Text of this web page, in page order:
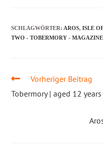
SCHLAGWÖRTER: AROS, ISLE
TWO - TOBERMORY - MAGAZINE
Vorheriger Beitrag
Tobermory | aged 12